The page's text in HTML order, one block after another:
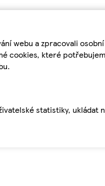
webu a zpracovali
cookies, které
statistiky,